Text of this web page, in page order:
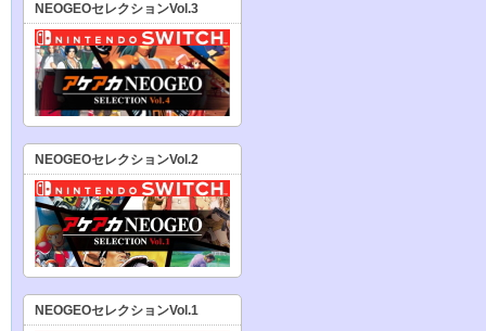
NEOGEOセレクションVol.3
NEOGEOセレクションVol.2
NEOGEOセレクションVol.1